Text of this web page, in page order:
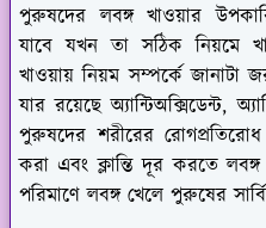
পুরুষদের লবঙ্গ খাওয়ার
যাবে যখন তা সঠিক নিয়মে
খাওয়ায় নিয়ম সম্পর্কে জানাটা
যার রয়েছে অ্যান্টিঅক্সিডেন্ট,
পুরুষদের শরীরের
করা এবং ক্লান্তি দূর করতে
পরিমাণে লবঙ্গ খেলে পুরুষের